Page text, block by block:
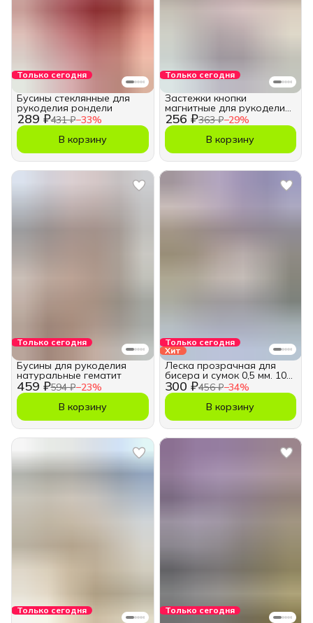
Только сегодня
289 ₽431 ₽−33%
Бусины стеклянные для
рукоделия рондели
В корзину
Только сегодня
256 ₽363 ₽−29%
Застежки кнопки
магнитные для рукоделия,
18 мм.
В корзину
Только сегодня
459 ₽594 ₽−23%
Бусины для рукоделия
натуральные гематит
В корзину
Только сегодня
Хит
300 ₽456 ₽−34%
Леска прозрачная для
бисера и сумок 0,5 мм. 100
м.
В корзину
Только сегодня Только сегодня